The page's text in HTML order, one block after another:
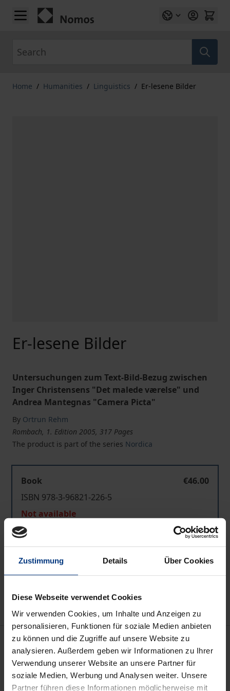
Zustimmung Details Über Cookies
Diese Webseite verwendet Cookies
Wir verwenden Cookies, um Inhalte und Anzeigen zu
personalisieren, Funktionen für soziale Medien anbieten
zu können und die Zugriffe auf unsere Website zu
analysieren. Außerdem geben wir Informationen zu Ihrer
Verwendung unserer Website an unsere Partner für
soziale Medien, Werbung und Analysen weiter. Unsere
Partner führen diese Informationen möglicherweise mit
Skip to Content
Home / Humanities / Linguistics / Er-lesene Bilder
Er-lesene Bilder
Untersuchungen zum Text-Bild-Bezug zwischen
Inger Christensens "Det malede værelse" und
Andrea Mantegnas "Camera Picta"
By Ortrun Rehm
Rombach, 1. Edition 2005, 317 Pages
The product is part of the series Nordica
Book
€46.00
ISBN 978-3-96821-226-5
Not available
Add to Cart
Add to Wish List
Description
Die in Anlehnung an Mantegnas Fresken
entstandene Erzählung Det malede værelse der